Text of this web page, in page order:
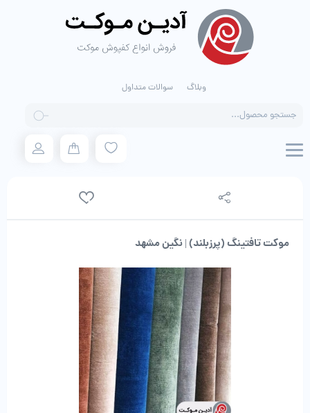
وبلاگ سوالات متداول
search
موکت تافتینگ (پرزبلند) | نگین مشهد